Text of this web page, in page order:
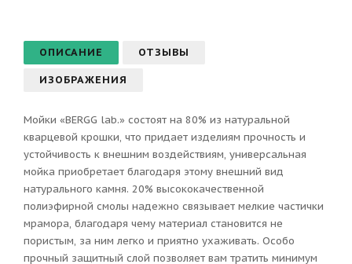
ОПИСАНИЕ ОТЗЫВЫ
ИЗОБРАЖЕНИЯ
Мойки «BERGG lab.» состоят на 80% из натуральной
кварцевой крошки, что придает изделиям прочность и
устойчивость к внешним воздействиям, универсальная
мойка приобретает благодаря этому внешний вид
натурального камня. 20% высококачественной
полиэфирной смолы надежно связывает мелкие частички
мрамора, благодаря чему материал становится не
пористым, за ним легко и приятно ухаживать. Особо
прочный защитный слой позволяет вам тратить минимум